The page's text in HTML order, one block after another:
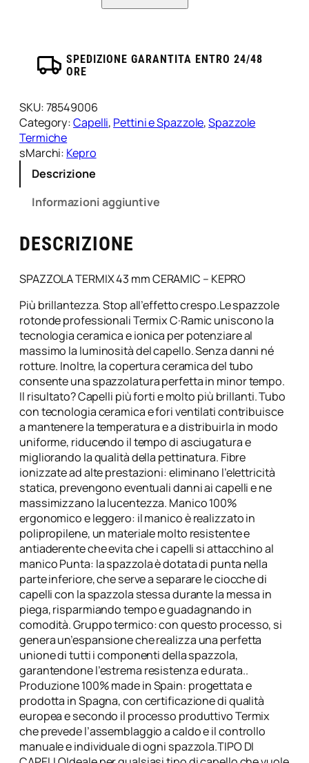
T
e
r
m
i
r
m
x
4
3
M
m
C
e
r
a
m
i
c
–
K
e
p
r
o
q
u
a
n
t
i
t
à
SPEDIZIONE GARANTITA ENTRO 24/48
ORE
SKU:78549006
Category:Capelli, Pettini e Spazzole, Spazzole
Termiche
sMarchi: Kepro
Descrizione
Informazioni aggiuntive
DESCRIZIONE
SPAZZOLA TERMIX 43 mm CERAMIC – KEPRO
Più brillantezza. Stop all’effetto crespo.Le spazzole
rotonde professionali Termix C·Ramic uniscono la
tecnologia ceramica e ionica per potenziare al
massimo la luminosità del capello. Senza danni né
rotture. Inoltre, la copertura ceramica del tubo
consente una spazzolatura perfetta in minor tempo.
Il risultato? Capelli più forti e molto più brillanti. Tubo
con tecnologia ceramica e fori ventilati contribuisce
a mantenere la temperatura e a distribuirla in modo
uniforme, riducendo il tempo di asciugatura e
migliorando la qualità della pettinatura. Fibre
ionizzate ad alte prestazioni: eliminano l’elettricità
statica, prevengono eventuali danni ai capelli e ne
massimizzano la lucentezza. Manico 100%
ergonomico e leggero: il manico è realizzato in
polipropilene, un materiale molto resistente e
antiaderente che evita che i capelli si attacchino al
manico Punta: la spazzola è dotata di punta nella
parte inferiore, che serve a separare le ciocche di
capelli con la spazzola stessa durante la messa in
piega, risparmiando tempo e guadagnando in
comodità. Gruppo termico: con questo processo, si
genera un’espansione che realizza una perfetta
unione di tutti i componenti della spazzola,
garantendone l’estrema resistenza e durata..
Produzione 100% made in Spain: progettata e
prodotta in Spagna, con certificazione di qualità
europea e secondo il processo produttivo Termix
che prevede l’assemblaggio a caldo e il controllo
manuale e individuale di ogni spazzola.TIPO DI